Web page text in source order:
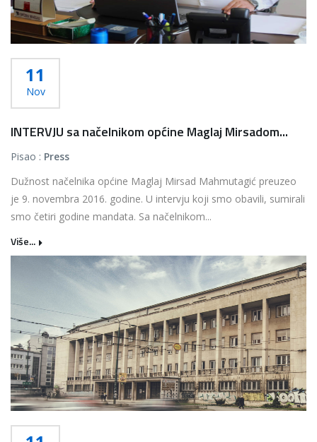
11
Nov
INTERVJU sa načelnikom općine Maglaj Mirsadom...
Pisao : Press
Dužnost načelnika općine Maglaj Mirsad Mahmutagić preuzeo
je 9. novembra 2016. godine. U intervju koji smo obavili, sumirali
smo četiri godine mandata. Sa načelnikom...
Više...